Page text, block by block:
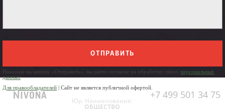
ОТПРАВИТЬ
Нажимая на кнопку «Отправить», вы даете согласие на обработку своих персональных
данных
Для правообладателей | Сайт не является публичной офертой.
+7 499 501 34 75
Юр. Наименование:
ОБЩЕСТВО